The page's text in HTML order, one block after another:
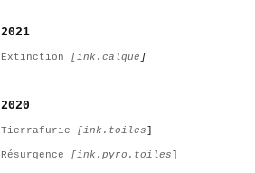
2021
Extinction [ink.calque ]
2020
Tierrafurie [ink.toiles]
Résurgence [ink.pyro.toiles]